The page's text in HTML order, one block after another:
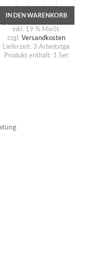
IN DEN WARENKORB
inkl. 19 % MwSt.
zzgl. Versandkosten
Lieferzeit: 3 Arbeitstge
Produkt enthält: 1 Set